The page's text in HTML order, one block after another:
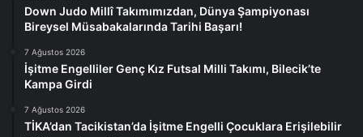
Down Judo Millî Takımımızdan, Dünya Şampiyonası
Bireysel Müsabakalarında Tarihi Başarı!
7 Ağustos 2026
İşitme Engelliler Genç Kız Futsal Milli Takımı, Bilecik’te
Kampa Girdi
7 Ağustos 2026
TİKA’dan Tacikistan’da İşitme Engelli Çocuklara Erişilebilir